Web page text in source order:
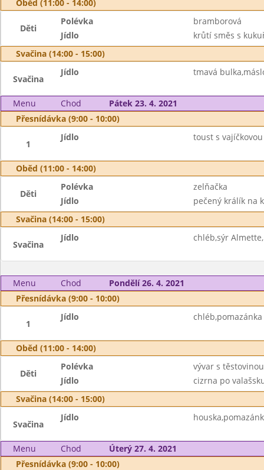
Oběd (11:00 - 14:00)
Děti
Polévka
bramborová
Jídlo
krůtí směs s
Svačina (14:00 - 15:00)
Svačina
Jídlo tmavá
Menu Chod
Pátek 23. 4. 2021
Přesnídávka (9:00 - 10:00)
1
Jídlo toust s
Oběd (11:00 - 14:00)
Děti
Polévka
zelňačka
Jídlo
pečený králík na
Svačina (14:00 - 15:00)
Svačina
Jídlo chléb,sýr
Menu Chod
Pondělí 26. 4. 2021
Přesnídávka (9:00 - 10:00)
1
Jídlo
Oběd (11:00 - 14:00)
Děti
Polévka
vývar s těstovinou
Jídlo
cizrna po
Svačina (14:00 - 15:00)
Svačina
Jídlo
Menu Chod
Úterý 27. 4. 2021
Přesnídávka (9:00 - 10:00)